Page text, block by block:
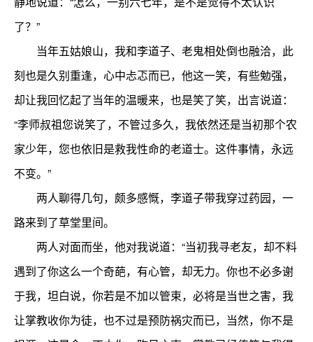
了？”
当年五姑娘山，我和李道子、老鬼相处倒也融洽，此
刻也是久别重逢，心中忐忑而已，他这一笑，有些勉强，
却让我回忆起了当年的温暖来，也是笑了笑，出言说道：
“李师叔祖您说笑了，不管过多久，我依然还是当初那个农
家少年，您也依旧是救我性命的老道士。这件事情，永远
不变。”
两人聊得几句，颇多感慨，李道子带我穿过药园，一
路来到了草堂里间。
两人对面而坐，他对我说道：“当初我寻老友，却不料
遇到了你这么一个奇葩，有心管，却无力。你也不必多谢
于我，坦白说，你若是不加以管束，必将是当世之害，我
让掌教收你为徒，也不过是预防祸灾而已，当然，你不是